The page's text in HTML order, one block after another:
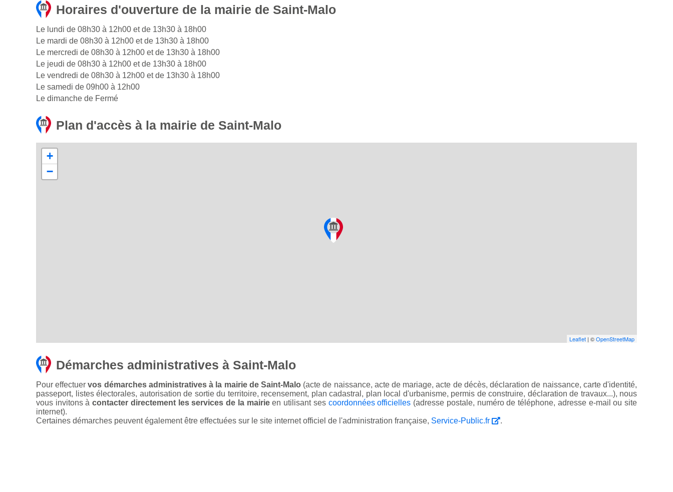
Horaires d'ouverture de la mairie de Saint-Malo
Le lundi de 08h30 à 12h00 et de 13h30 à 18h00
Le mardi de 08h30 à 12h00 et de 13h30 à 18h00
Le mercredi de 08h30 à 12h00 et de 13h30 à 18h00
Le jeudi de 08h30 à 12h00 et de 13h30 à 18h00
Le vendredi de 08h30 à 12h00 et de 13h30 à 18h00
Le samedi de 09h00 à 12h00
Le dimanche de Fermé
Plan d'accès à la mairie de Saint-Malo
+
−
Leaflet | ©OpenStreetMap
Démarches administratives à Saint-Malo
Pour effectuervos démarches administratives à la mairie de Saint-Malo(acte de naissance, acte de mariage, acte de décès, déclaration de naissance, carte d'identité,
passeport, listes électorales, autorisation de sortie du territoire, recensement, plan cadastral, plan local d'urbanisme, permis de construire, déclaration de travaux...), nous
vous invitons àcontacter directement les services de la mairieen utilisant ses coordonnées officielles (adresse postale, numéro de téléphone, adresse e-mail ou site
internet).
Certaines démarches peuvent également être effectuées sur le site internet officiel de l'administration française, Service-Public.fr .